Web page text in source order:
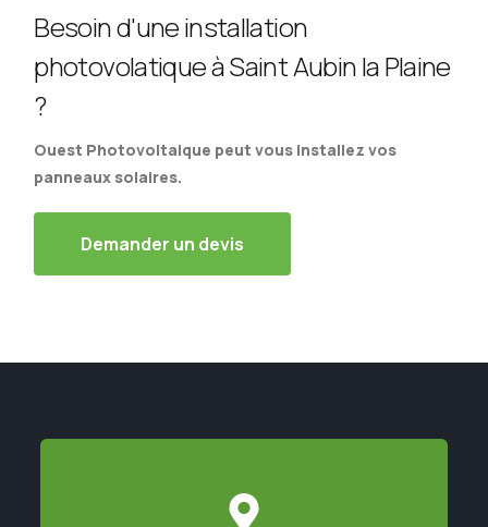
Besoin d'une installation
photovolatique à Saint Aubin la Plaine
?
Ouest Photovoltaique peut vous installez vos
panneaux solaires.
Demander un devis